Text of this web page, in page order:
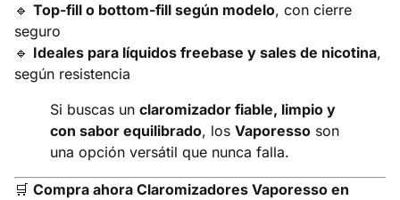
🔹 Top-fill o bottom-fill según modelo, con cierre
seguro
🔹 Ideales para líquidos freebase y sales de nicotina,
según resistencia
Si buscas un claromizador fiable, limpio y
con sabor equilibrado, los Vaporesso son
una opción versátil que nunca falla.
🛒 Compra ahora Claromizadores Vaporesso en